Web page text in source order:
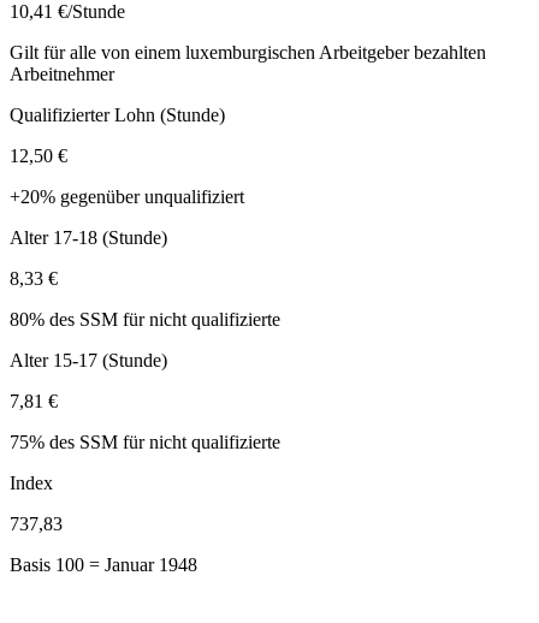
10,41 €/Stunde
Gilt für alle von einem luxemburgischen Arbeitgeber bezahlten
Arbeitnehmer
Qualifizierter Lohn (Stunde)
12,50 €
+20% gegenüber unqualifiziert
Alter 17-18 (Stunde)
8,33 €
80% des SSM für nicht qualifizierte
Alter 15-17 (Stunde)
7,81 €
75% des SSM für nicht qualifizierte
Index
737,83
Basis 100 = Januar 1948